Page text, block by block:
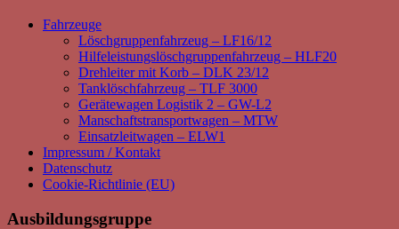
Fahrzeuge
Löschgruppenfahrzeug – LF16/12
Hilfeleistungslöschgruppenfahrzeug – HLF20
Drehleiter mit Korb – DLK 23/12
Tanklöschfahrzeug – TLF 3000
Gerätewagen Logistik 2 – GW-L2
Manschaftstransportwagen – MTW
Einsatzleitwagen – ELW1
Impressum / Kontakt
Datenschutz
Cookie-Richtlinie (EU)
Ausbildungsgruppe